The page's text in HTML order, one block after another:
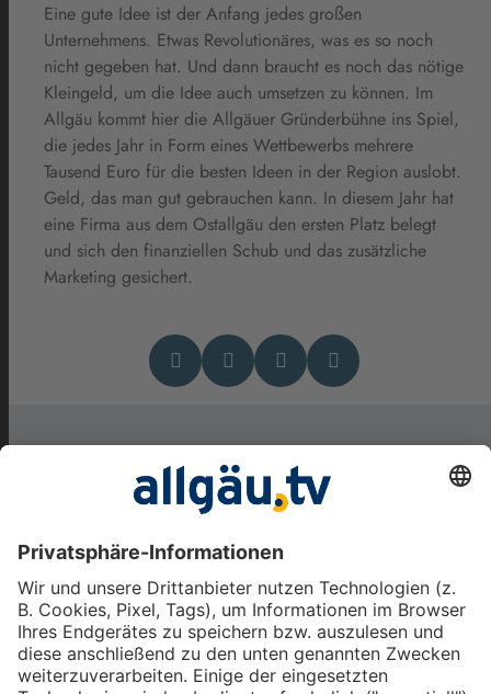
Eine gute Idee ist der Anfang jedes großen
Unternehmens. Etwas Revolutionäres, was es so noch
nicht gegeben hat. Und dann braucht es noch das nötige
Kleingeld, um die Idee auch umsetzen zu können. Im
Allgäu kommt hier die Allgäuer Gründerbühne ins Spiel,
die jedes Jahr in Form eines Wettbewerbs mehrere
Tausend Euro für die besten Ideen in der Region auslobt.
Geld, das man gut gebrauchen kann. In diesem Jahr hat
eine Firma aus dem Ostallgäu den ersten Platz belegt
und sich den finanziellen Schub und das zusätzliche
Marketing gesichert.
Das könnte Dich auch
interessieren
Wenn Leidenschaft auf
Wirtschaftlichkeit trifft:
Waltenhofener Landwirt setzt
auf Direktvermarktung